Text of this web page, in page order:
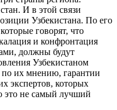
И в этой связи
Узбекистана. По его
говорят, что
и конфронтация
должны будут
Узбекистаном
по их мнению, гарантии
экспертов, которых
это не самый лучший